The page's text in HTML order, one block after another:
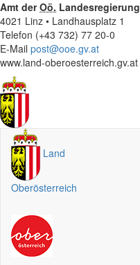
Amt derOö. Landesregierung
4021 Linz • Landhausplatz 1
Telefon (+43 732) 77 20-0
E-Mail post@ooe.gv.at
www.land-oberoesterreich.gv.at
Land
Oberösterreich